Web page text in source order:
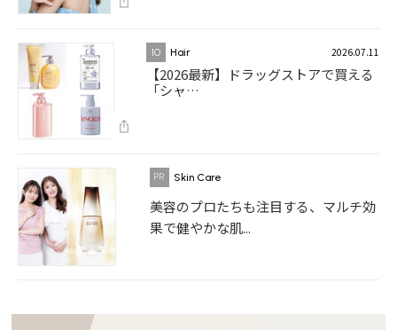
10 Hair 2026.07.11
【2026最新】ドラッグストアで買える
「シャ…
Skin Care
美容のプロたちも注目する、マルチ効
果で健やかな肌...